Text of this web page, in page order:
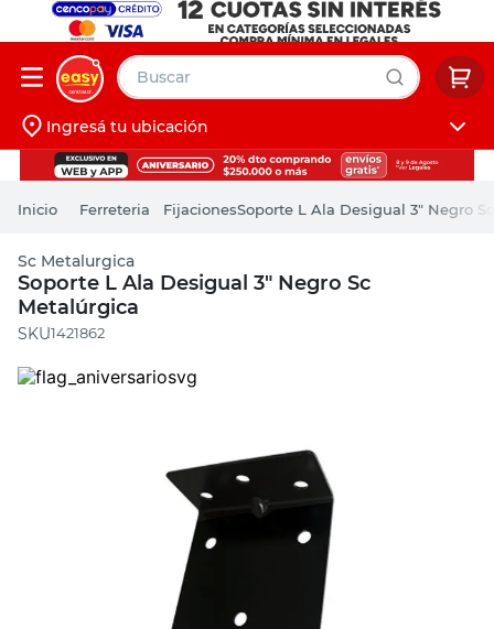
Buscar
Iniciá sesión
Ingresá tu ubicación
Ferreteria FijacionesSoporte L Ala Desigual 3" Negro
Sc Metalurgica
Soporte L Ala Desigual 3" Negro Sc
Metalúrgica
:1421862
muebles
pintura
escritorio
puertas
placard